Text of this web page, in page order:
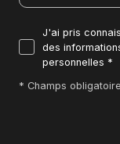
J'ai pris
des
personnelles *
* Champs